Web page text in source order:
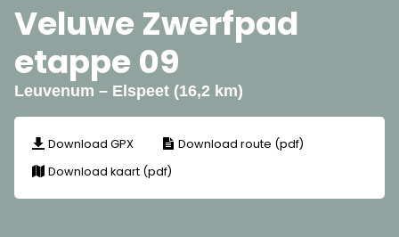
Veluwe Zwerfpad
etappe 09
Leuvenum – Elspeet (16,2 km)
Download GPX
Download route (pdf)
Download kaart (pdf)